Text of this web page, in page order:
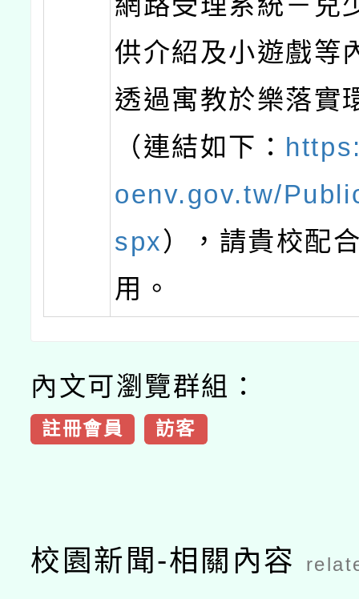
供介紹及小遊戲等
透過寓教於樂落實
（連結如下：
oenv.gov.tw/
spx），請貴校配
用。
內文可瀏覽群組：
註冊會員 訪客
校園新聞-相關內容